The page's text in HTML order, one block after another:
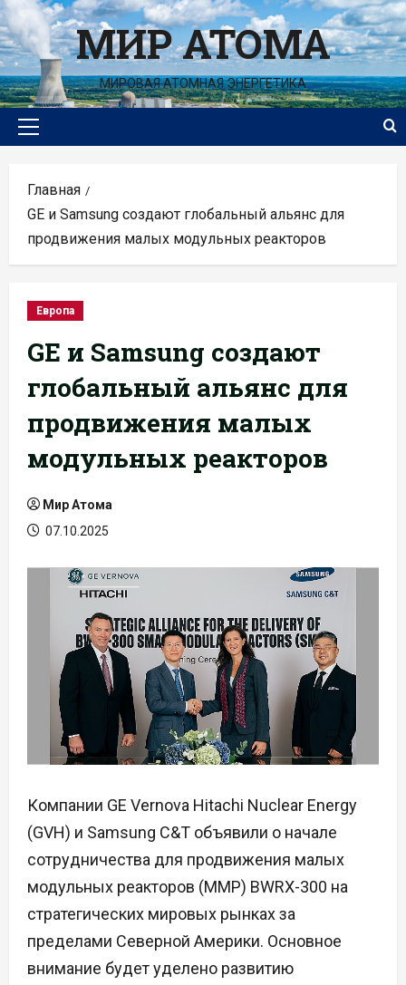
Перейти
к
содержимомуМИР АТОМА
МИРОВАЯ АТОМНАЯ ЭНЕРГЕТИКА
Основное
Главная
GE и Samsung создают глобальный альянс для
продвижения малых модульных реакторов
Европа
GE и Samsung создают
глобальный альянс для
продвижения малых
модульных реакторов
Мир Атома
07.10.2025
Компании GE Vernova Hitachi Nuclear Energy
(GVH) и Samsung C&T объявили о начале
сотрудничества для продвижения малых
модульных реакторов (ММР) BWRX-300 на
стратегических мировых рынках за
пределами Северной Америки. Основное
внимание будет уделено развитию